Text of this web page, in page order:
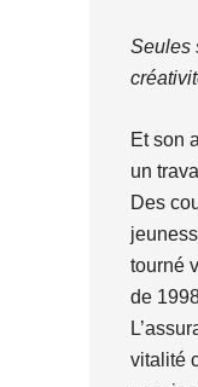
Seules
Et son
un
Des
tourné
de
vitalité